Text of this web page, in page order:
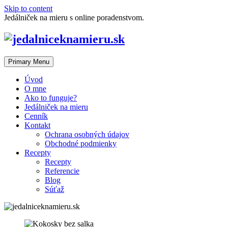
Skip to content
Jedálniček na mieru s online poradenstvom.
Primary Menu
Úvod
O mne
Ako to funguje?
Jedálniček na mieru
Cenník
Kontakt
Ochrana osobných údajov
Obchodné podmienky
Recepty
Recepty
Referencie
Blog
Súťaž